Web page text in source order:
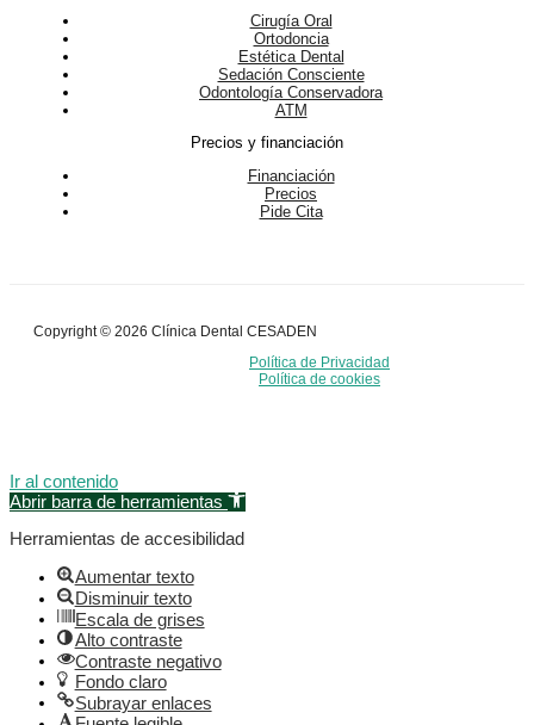
Cirugía Oral
Ortodoncia
Estética Dental
Sedación Consciente
Odontología Conservadora
ATM
Precios y financiación
Financiación
Precios
Pide Cita
Copyright © 2026 Clínica Dental CESADEN
Política de Privacidad
Política de cookies
Ir al contenido
Abrir barra de herramientas
Herramientas de accesibilidad
Aumentar texto
Disminuir texto
Escala de grises
Alto contraste
Contraste negativo
Fondo claro
Subrayar enlaces